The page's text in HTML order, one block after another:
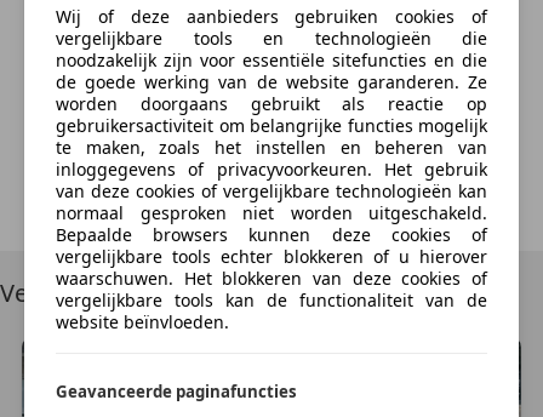
voorafgaand aan uw showroombezoek.
Meer informatie
Algemene informatie
Modelreeks:mei 2006 - mei 2010
Technische informatie
Koppel:320 Nm
Wielbasis:286 cm
Tankinhoud:80 liter
Acceleratie (0-100):9,5 s
Something went wrong
We're sorry, but something unexpected happened.
Please try again or refresh the page.
Try Again
Vergelijkbare voertuigen
Wij of deze aanbieders gebruiken cookies of
vergelijkbare tools en technologieën die
noodzakelijk zijn voor essentiële sitefuncties en die
de goede werking van de website garanderen. Ze
worden doorgaans gebruikt als reactie op
gebruikersactiviteit om belangrijke functies mogelijk
te maken, zoals het instellen en beheren van
inloggegevens of privacyvoorkeuren. Het gebruik
van deze cookies of vergelijkbare technologieën kan
normaal gesproken niet worden uitgeschakeld.
Bepaalde browsers kunnen deze cookies of
vergelijkbare tools echter blokkeren of u hierover
waarschuwen. Het blokkeren van deze cookies of
vergelijkbare tools kan de functionaliteit van de
website beïnvloeden.
Geavanceerde paginafuncties